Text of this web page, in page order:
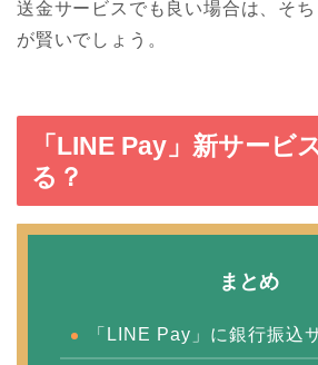
送金サービスでも良い場合は、そ
が賢いでしょう。
「LINE Pay」新サービ
る？
まとめ
「LINE Pay」に銀行振込